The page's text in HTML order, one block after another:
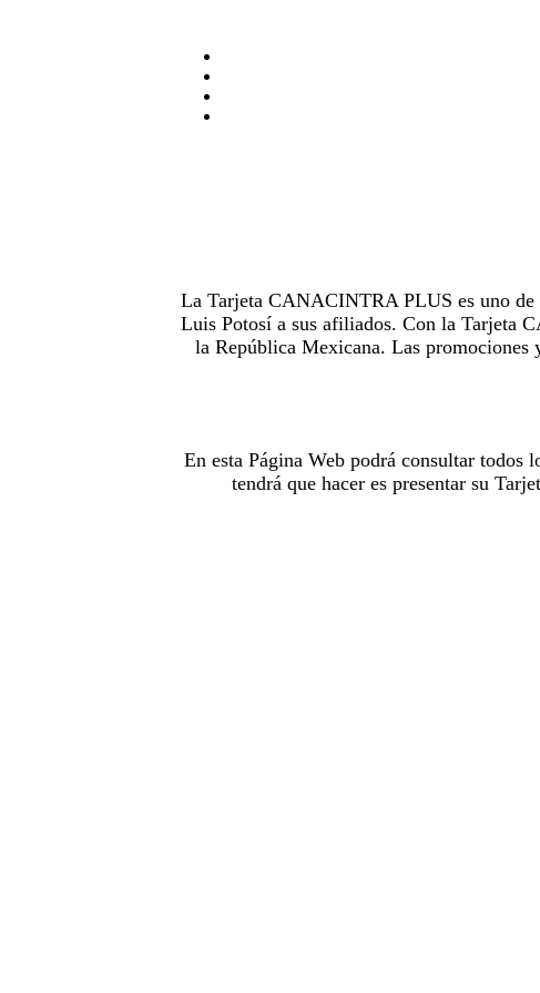
La Tarjeta CANACINTRA PLUS es uno de
Luis Potosí a sus afiliados. Con la Tarjeta
la República Mexicana. Las promociones
En esta Página Web podrá consultar todos
tendrá que hacer es presentar su